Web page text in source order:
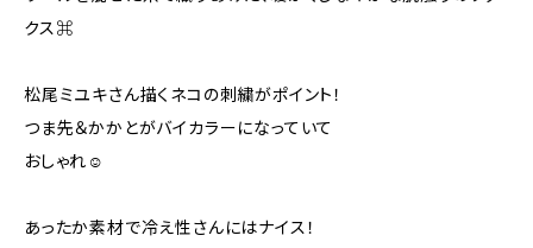
クス⌘
松尾ミユキさん描くネコの刺繍がポイント！
つま先＆かかとがバイカラーになっていて
おしゃれ☺︎
あったか素材で冷え性さんにはナイス！